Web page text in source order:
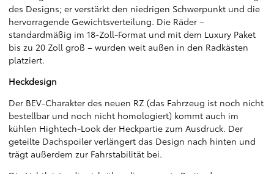
des Designs; er verstärkt den niedrigen Schwerpunkt und die
hervorragende Gewichtsverteilung. Die Räder –
standardmäßig im 18-Zoll-Format und mit dem Luxury Paket
bis zu 20 Zoll groß – wurden weit außen in den Radkästen
platziert.
Heckdesign
Der BEV-Charakter des neuen RZ (das Fahrzeug ist noch nicht
bestellbar und noch nicht homologiert) kommt auch im
kühlen Hightech-Look der Heckpartie zum Ausdruck. Der
geteilte Dachspoiler verlängert das Design nach hinten und
trägt außerdem zur Fahrstabilität bei.